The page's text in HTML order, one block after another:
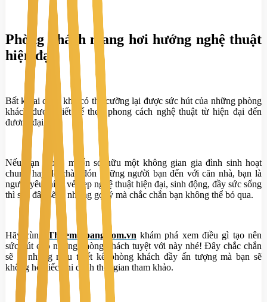
Phòng khách mang hơi hướng nghệ thuật
hiện đại
Bất kỳ ai cũng khó có thể cưỡng lại được sức hút của những phòng
khách được thiết kế theo phong cách nghệ thuật từ hiện đại đến
đương đại.
Nếu bạn mong muốn sở hữu một không gian gia đình sinh hoạt
chung hay để chào đón những người bạn đến với căn nhà, bạn là
người yêu thích vẻ đẹp nghệ thuật hiện đại, sinh động, đầy sức sống
thì sau đây sẽ là những gợi ý mà chắc chắn bạn không thể bỏ qua.
Hãy cùng Thuematbang.com.vn khám phá xem điều gì tạo nên
sức hút cho những phòng khách tuyệt với này nhé! Đây chắc chắn
sẽ là những mẫu thiết kế phòng khách đầy ấn tượng mà bạn sẽ
không hối tiếc khi dành thời gian tham khảo.